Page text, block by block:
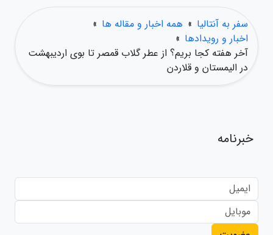
سفر به آنتالیا » همه اخبار و مقاله ها »
اخبار و رویدادها »
آخر هفته کجا بریم؟ از عطر گلاب قمصر تا بوی اردیبهشت
در الیمستان و قلاردن
خبرنامه